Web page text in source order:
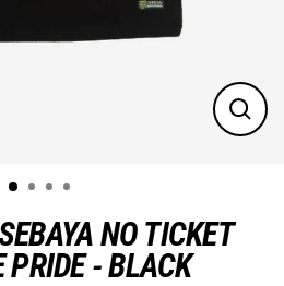
Close
NO TICKET
PRIDE - BLACK